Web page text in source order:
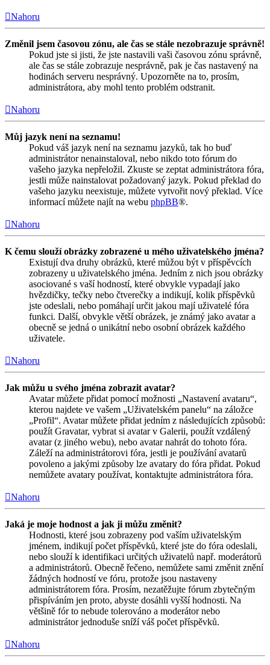
Nahoru
Změnil jsem časovou zónu, ale čas se stále nezobrazuje správně!
Pokud jste si jisti, že jste nastavili vaši časovou zónu správně,
ale čas se stále zobrazuje nesprávně, pak je čas nastavený na
hodinách serveru nesprávný. Upozorněte na to, prosím,
administrátora, aby mohl tento problém odstranit.
Nahoru
Můj jazyk není na seznamu!
Pokud váš jazyk není na seznamu jazyků, tak ho buď
administrátor nenainstaloval, nebo nikdo toto fórum do
vašeho jazyka nepřeložil. Zkuste se zeptat administrátora fóra,
jestli může nainstalovat požadovaný jazyk. Pokud překlad do
vašeho jazyku neexistuje, můžete vytvořit nový překlad. Více
informací můžete najít na webu phpBB®.
Nahoru
K čemu slouží obrázky zobrazené u mého uživatelského jména?
Existují dva druhy obrázků, které můžou být v příspěvcích
zobrazeny u uživatelského jména. Jedním z nich jsou obrázky
asociované s vaší hodností, které obvykle vypadají jako
hvězdičky, tečky nebo čtverečky a indikují, kolik příspěvků
jste odeslali, nebo pomáhají určit jakou mají uživatelé fóra
funkci. Další, obvykle větší obrázek, je známý jako avatar a
obecně se jedná o unikátní nebo osobní obrázek každého
uživatele.
Nahoru
Jak můžu u svého jména zobrazit avatar?
Avatar můžete přidat pomocí možnosti „Nastavení avataru“,
kterou najdete ve vašem „Uživatelském panelu“ na záložce
„Profil“. Avatar můžete přidat jedním z následujících způsobů:
použít Gravatar, vybrat si avatar v Galerii, použít vzdálený
avatar (z jiného webu), nebo avatar nahrát do tohoto fóra.
Záleží na administrátorovi fóra, jestli je používání avatarů
povoleno a jakými způsoby lze avatary do fóra přidat. Pokud
nemůžete avatary používat, kontaktujte administrátora fóra.
Nahoru
Jaká je moje hodnost a jak ji můžu změnit?
Hodnosti, které jsou zobrazeny pod vaším uživatelským
jménem, indikují počet příspěvků, které jste do fóra odeslali,
nebo slouží k identifikaci určitých uživatelů např. moderátorů
a administrátorů. Obecně řečeno, nemůžete sami změnit znění
žádných hodností ve fóru, protože jsou nastaveny
administrátorem fóra. Prosím, nezatěžujte fórum zbytečným
přispíváním jen proto, abyste dosáhli vyšší hodnosti. Na
většině fór to nebude tolerováno a moderátor nebo
administrátor jednoduše sníží váš počet příspěvků.
Nahoru